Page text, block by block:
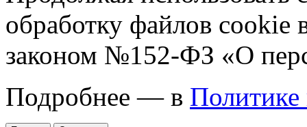
обработку файлов cookie
законом №152-ФЗ «О
Подробнее — в Политике